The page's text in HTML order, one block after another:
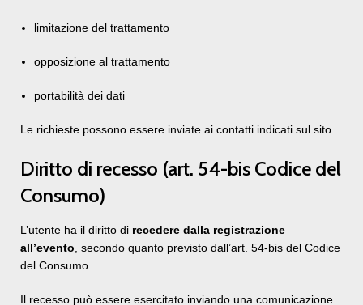
limitazione del trattamento
opposizione al trattamento
portabilità dei dati
Le richieste possono essere inviate ai contatti indicati sul sito.
Diritto di recesso (art. 54-bis Codice del
Consumo)
L’utente ha il diritto di recedere dalla registrazione
all’evento , secondo quanto previsto dall’art. 54-bis del Codice
del Consumo.
Il recesso può essere esercitato inviando una comunicazione